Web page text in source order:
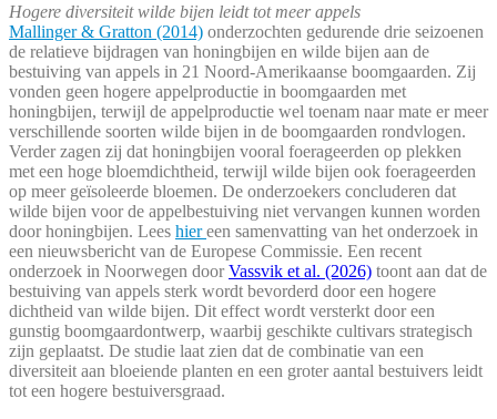
Hogere diversiteit wilde bijen leidt tot meer appels
Mallinger & Gratton (2014) onderzochten gedurende drie seizoenen
de relatieve bijdragen van honingbijen en wilde bijen aan de
bestuiving van appels in 21 Noord-Amerikaanse boomgaarden. Zij
vonden geen hogere appelproductie in boomgaarden met
honingbijen, terwijl de appelproductie wel toenam naar mate er meer
verschillende soorten wilde bijen in de boomgaarden rondvlogen.
Verder zagen zij dat honingbijen vooral foerageerden op plekken
met een hoge bloemdichtheid, terwijl wilde bijen ook foerageerden
op meer geïsoleerde bloemen. De onderzoekers concluderen dat
wilde bijen voor de appelbestuiving niet vervangen kunnen worden
door honingbijen. Lees hiereen samenvatting van het onderzoek in
een nieuwsbericht van de Europese Commissie. Een recent
onderzoek in Noorwegen doorVassvik et al. (2026) toont aan dat de
bestuiving van appels sterk wordt bevorderd door een hogere
dichtheid van wilde bijen. Dit effect wordt versterkt door een
gunstig boomgaardontwerp, waarbij geschikte cultivars strategisch
zijn geplaatst. De studie laat zien dat de combinatie van een
diversiteit aan bloeiende planten en een groter aantal bestuivers leidt
tot een hogere bestuiversgraad.